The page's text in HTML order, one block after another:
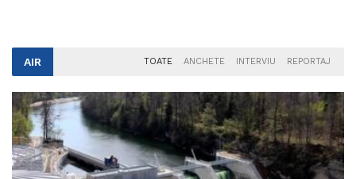
AIR TOATE ANCHETE INTERVIU REPORTAJ